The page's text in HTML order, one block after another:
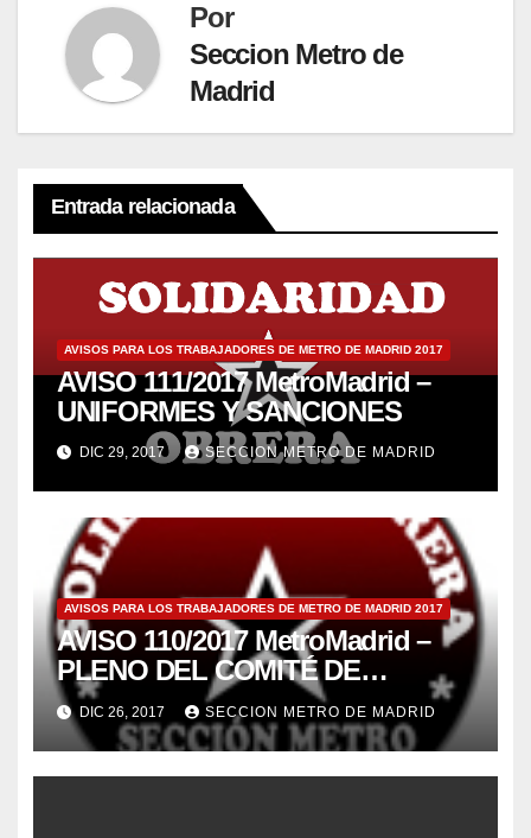
Por
Seccion Metro de
Madrid
Entrada relacionada
AVISOS PARA LOS TRABAJADORES DE METRO DE MADRID 2017
AVISO 111/2017 MetroMadrid –
UNIFORMES Y SANCIONES
DIC 29, 2017 SECCION METRO DE MADRID
AVISOS PARA LOS TRABAJADORES DE METRO DE MADRID 2017
AVISO 110/2017 MetroMadrid –
PLENO DEL COMITÉ DE
SEGURIDAD Y SALUD 20/12/17
DIC 26, 2017 SECCION METRO DE MADRID